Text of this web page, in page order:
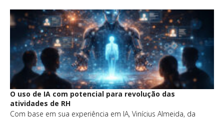
O uso de IA com potencial para revolução das
atividades de RH
Com base em sua experiência em IA, Vinícius Almeida, da